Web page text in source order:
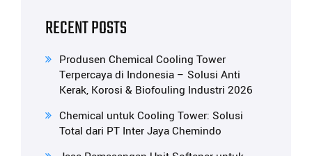
RECENT POSTS
Produsen Chemical Cooling Tower
Terpercaya di Indonesia – Solusi Anti
Kerak, Korosi & Biofouling Industri 2026
Chemical untuk Cooling Tower: Solusi
Total dari PT Inter Jaya Chemindo